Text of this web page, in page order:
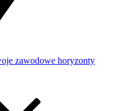
zawodowe horyzonty